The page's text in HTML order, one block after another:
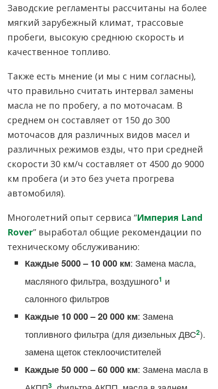
Заводские регламенты рассчитаны на более
мягкий зарубежный климат, трассовые
пробеги, высокую среднюю скорость и
качественное топливо.
Также есть мнение (и мы с ним согласны),
что правильно считать интервал замены
масла не по пробегу, а по моточасам. В
среднем он составляет от 150 до 300
моточасов для различных видов масел и
различных режимов езды, что при средней
скорости 30 км/ч составляет от 4500 до 9000
км пробега (и это без учета прогрева
автомобиля).
Многолетний опыт сервиса “Империя Land
Rover” выработал общие рекомендации по
техническому обслуживанию:
Каждые 5000 – 10 000 км: Замена масла,
масляного фильтра, воздушного1 и
салонного фильтров
Каждые 10 000 – 20 000 км: Замена
топливного фильтра (для дизельных ДВС2).
замена щеток стеклоочистителей
Каждые 50 000 – 60 000 км: Замена масла в
3